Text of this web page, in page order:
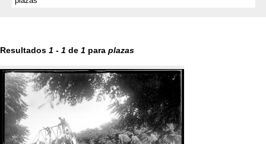
Resultados 1 - 1 de 1 para plazas